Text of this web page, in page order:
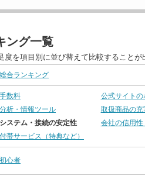
ング一覧
度を項目別に並び替えて比較することが
総合ランキング
手数料 公式サイトの
分析・情報ツール
取扱商品の充
システム・接続の安定性
会社の信用性
付帯サービス（特典など）
初心者